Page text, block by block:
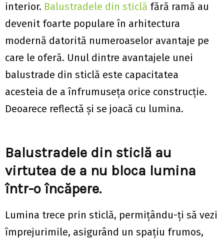
interior. Balustradele din sticlă fără ramă au
devenit foarte populare în arhitectura
modernă datorită numeroaselor avantaje pe
care le oferă. Unul dintre avantajele unei
balustrade din sticlă este capacitatea
acesteia de a înfrumuseța orice construcție.
Deoarece reflectă și se joacă cu lumina.
Balustradele din sticlă au
virtutea de a nu bloca lumina
într-o încăpere.
Lumina trece prin sticlă, permițându-ți să vezi
împrejurimile, asigurând un spațiu frumos,